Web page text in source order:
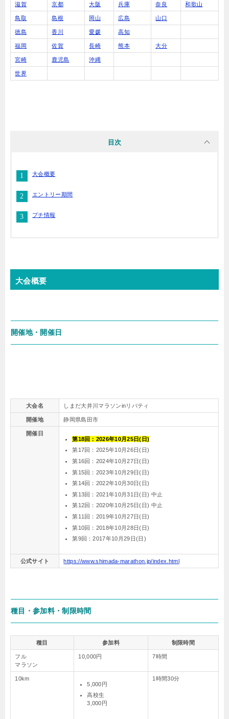
滋賀 京都 大阪 兵庫 奈良 和歌山
鳥取 島根 岡山 広島 山口
徳島 香川 愛媛 高知
福岡 佐賀 長崎 熊本 大分
宮崎 鹿児島 沖縄
世界
目次
大会概要
エントリー期間
プチ情報
大会概要
開催地・開催日
大会名 しまだ大井川マラソンinリバティ
開催地 静岡県島田市
開催日
第18回：2026年10月25日(日)
第17回：2025年10月26日(日)
第16回：2024年10月27日(日)
第15回：2023年10月29日(日)
第14回：2022年10月30日(日)
第13回：2021年10月31日(日) 中止
第12回：2020年10月25日(日) 中止
第11回：2019年10月27日(日)
第10回：2018年10月28日(日)
第9回：2017年10月29日(日)
公式サイト https://www.shimada-marathon.jp/index.html
種目・参加料・制限時間
種目 参加料 制限時間
フル
マラソン
10,000円 7時間
10km
5,000円
高校生
3,000円
1時間30分